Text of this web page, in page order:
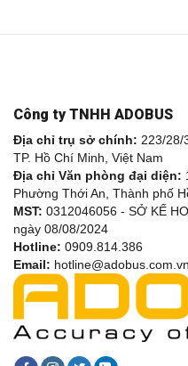
Công ty TNHH ADOBUS
Địa chỉ trụ sở chính: 223/28/
TP. Hồ Chí Minh, Việt Nam
Địa chỉ Văn phòng đại diện:
Phường Thới An, Thành phố
MST: 0312046056 - SỞ KẾ
ngày 08/08/2024
Hotline: 0909.814.386
Email: